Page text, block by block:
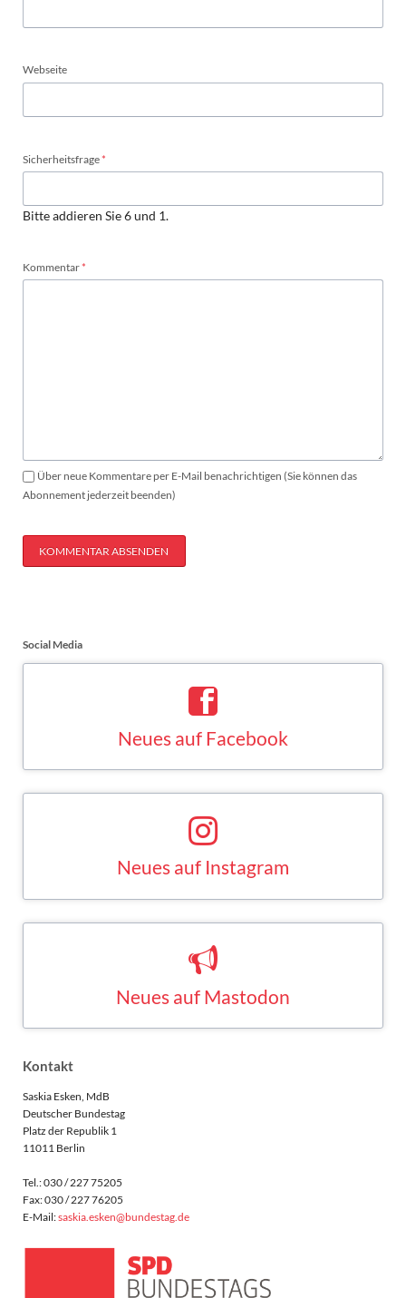
Webseite
Pflichtfeld
Sicherheitsfrage*
Bitte addieren Sie 6 und 1.
Pflichtfeld
Kommentar*
Über neue Kommentare per E-Mail benachrichtigen (Sie können das
Abonnement jederzeit beenden)
KOMMENTAR ABSENDEN
Social Media
Kontakt
Saskia Esken, MdB
Deutscher Bundestag
Platz der Republik 1
11011 Berlin
Tel.: 030 / 227 75205
Fax: 030 / 227 76205
E-Mail:saskia.esken@bundestag.de